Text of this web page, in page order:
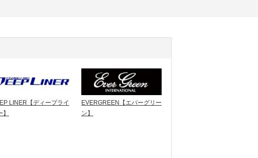
LINER【ディープライ
EVERGREEN【エバーグリー
ン】